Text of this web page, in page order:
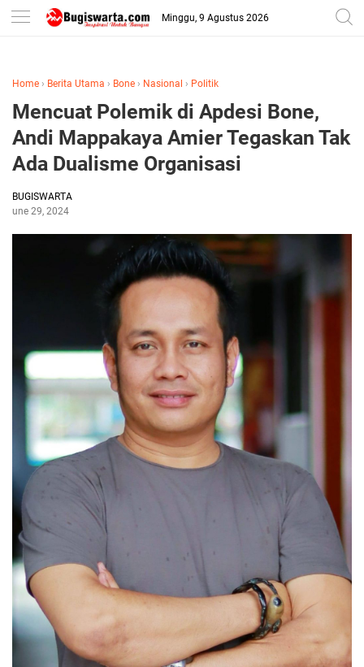
-->
Minggu, 9 Agustus 2026
Home › Berita Utama › Bone › Nasional › Politik
Mencuat Polemik di Apdesi Bone,
Andi Mappakaya Amier Tegaskan Tak
Ada Dualisme Organisasi
BUGISWARTA
June 29, 2024